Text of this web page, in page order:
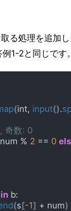
る処理を追加
1-2と同じです。
(int, input().
奇数: 0
% 2 == 0
in b:
(s[-1] + num)